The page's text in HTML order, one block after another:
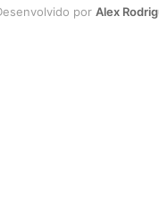
por Alex